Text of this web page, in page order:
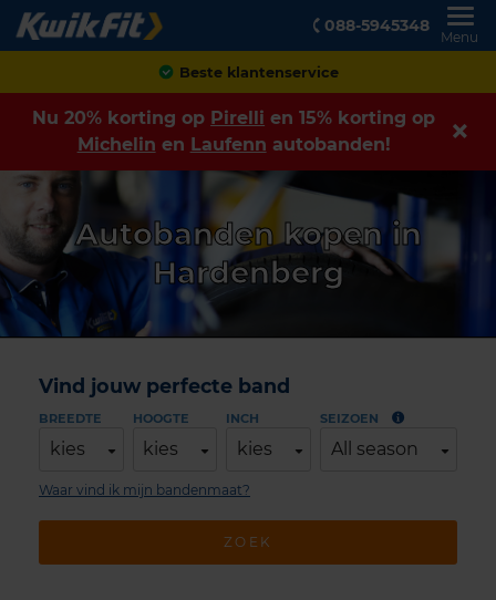
088-5945348
Menu
Beste klantenservice
Nu 20% korting op Pirelli en 15% korting op
Michelin en Laufenn autobanden!
Autobanden kopen in
Hardenberg
Vind jouw perfecte band
BREEDTE
kies
HOOGTE
kies
INCH
kies
SEIZOEN
All season
ZOEK
Waar vind ik mijn bandenmaat?